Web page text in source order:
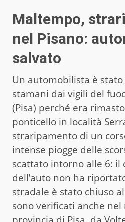
Maltempo,
nel Pisano:
salvato
Un automobilista è
stamani dai vigili del
(Pisa) perché era
ponticello in località
straripamento di un
intense piogge delle
scattato intorno alle 6: il
dell’auto non ha
stradale è stato chiuso
sono verificati anche nel